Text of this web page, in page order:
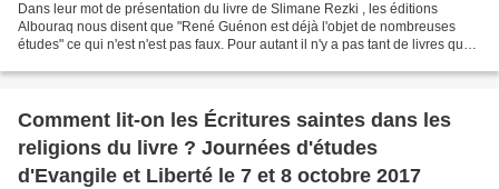
Dans leur mot de présentation du livre de Slimane Rezki , les éditions
Albouraq nous disent que "René Guénon est déjà l'objet de nombreuses
études" ce qui n'est n'est pas faux. Pour autant il n'y a pas tant de livres que
Comment lit-on les Écritures saintes dans les
religions du livre ? Journées d'études
d'Evangile et Liberté le 7 et 8 octobre 2017